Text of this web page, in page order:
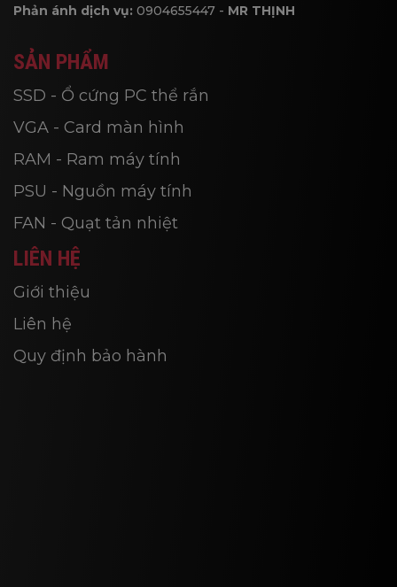
Phản ánh dịch vụ: 0904655447 - MR THỊNH
SẢN PHẨM
SSD - Ổ cứng PC thể rắn
VGA - Card màn hình
RAM - Ram máy tính
PSU - Nguồn máy tính
FAN - Quạt tản nhiệt
LIÊN HỆ
Giới thiệu
Liên hệ
Quy định bảo hành